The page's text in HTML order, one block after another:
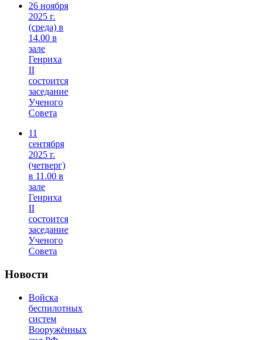
26 ноября
2025 г.
(среда) в
14.00 в
зале
Генриха
II
состоится
заседание
Ученого
Совета
11
сентября
2025 г.
(четверг)
в 11.00 в
зале
Генриха
II
состоится
заседание
Ученого
Совета
Новости
Войска
беспилотных
систем
Вооружённых